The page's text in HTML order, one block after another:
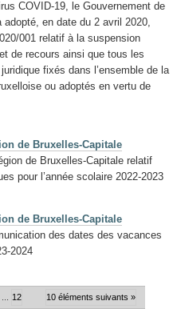
COVID-19, le Gouvernement de
adopté, en date du 2 avril 2020,
001 relatif à la suspension
de recours ainsi que tous les
fixés dans l’ensemble de la
ou adoptés en vertu de
de Bruxelles-Capitale
de Bruxelles-Capitale relatif
pour l’année scolaire 2022-2023
de Bruxelles-Capitale
des dates des vacances
2024
10 éléments suivants »
12